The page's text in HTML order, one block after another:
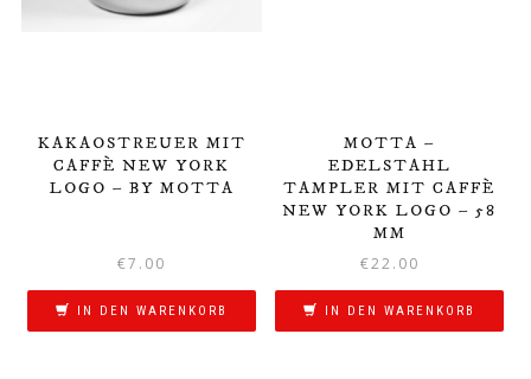
KAKAOSTREUER MIT
CAFFÈ NEW YORK
LOGO – BY MOTTA
€7.00
IN DEN WARENKORB
MOTTA –
EDELSTAHL
TAMPLER MIT CAFFÈ
NEW YORK LOGO – 58
MM
€22.00
IN DEN WARENKORB